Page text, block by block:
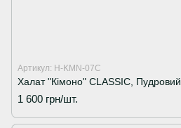
Артикул: H-KMN-07C
Халат "Кімоно" CLASSIC, Пудровий
1 600 грн/шт.